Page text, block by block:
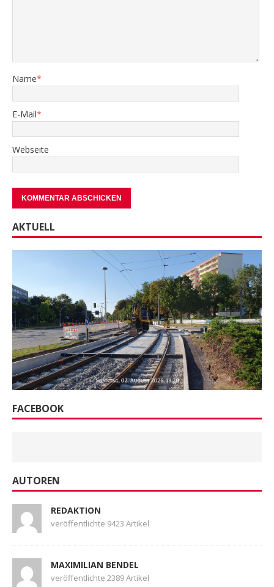
Name*
E-Mail*
Webseite
AKTUELL
FACEBOOK
AUTOREN
REDAKTION
veröffentlichte 9423 Artikel
MAXIMILIAN BENDEL
veröffentlichte 2389 Artikel